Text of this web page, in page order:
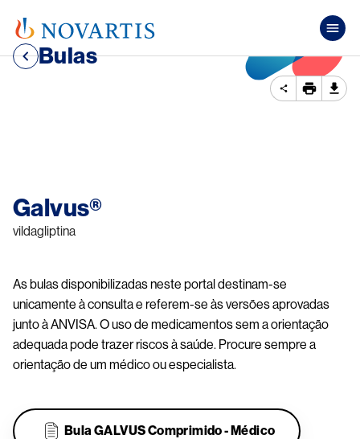
Bulas
Galvus®
vildagliptina
As bulas disponibilizadas neste portal destinam-se
unicamente à consulta e referem-se às versões aprovadas
junto à ANVISA. O uso de medicamentos sem a orientação
adequada pode trazer riscos à saúde. Procure sempre a
orientação de um médico ou especialista.
Bula GALVUS Comprimido - Médico